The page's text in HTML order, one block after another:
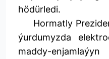
hödürledi.
Hormatly
ýurdumyzda
maddy-